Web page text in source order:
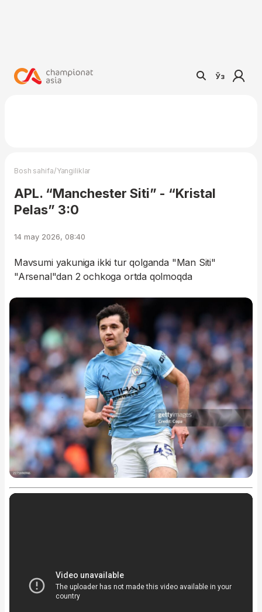
Ўз
Bosh sahifa/Yangiliklar
APL. “Manchester Siti” - “Kristal
Pelas” 3:0
14 may 2026, 08:40
Mavsumi yakuniga ikki tur qolganda "Man Siti"
"Arsenal"dan 2 ochkoga ortda qolmoqda